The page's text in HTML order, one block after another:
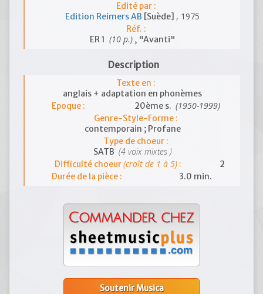
Edité par :
Edition Reimers AB [Suède] , 1975
Réf. :
ER 1 (10 p.), "Avanti"
Description
Texte en :
anglais + adaptation en phonèmes
Epoque :
20ème s. (1950-1999)
Genre-Style-Forme :
contemporain ; Profane
Type de choeur :
SATB (4 voix mixtes )
Difficulté choeur(croît de 1 à 5):
2
Durée de la pièce :
3.0 min.
Soutenir Musica